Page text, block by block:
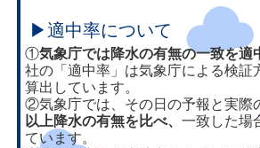
▶適中率について
①気象庁では降水の有無の一致を適
社の「適中率」は気象庁による検証
算出しています。
②気象庁では、その日の予報と実際
以上降水の有無を比べ、一致した場
ています。